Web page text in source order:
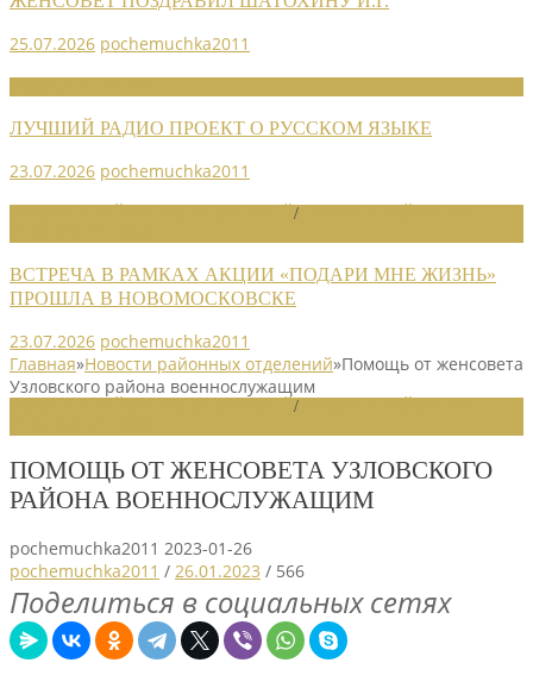
25.07.2026 pochemuchka2011
ЛУЧШИЙ РАДИО ПРОЕКТ О РУССКОМ ЯЗЫКЕ
23.07.2026 pochemuchka2011
/
ВСТРЕЧА В РАМКАХ АКЦИИ «ПОДАРИ МНЕ ЖИЗНЬ»
ПРОШЛА В НОВОМОСКОВСКЕ
23.07.2026 pochemuchka2011
Главная»Новости районных отделений»Помощь от женсовета
Узловского района военнослужащим
/
ПОМОЩЬ ОТ ЖЕНСОВЕТА УЗЛОВСКОГО
РАЙОНА ВОЕННОСЛУЖАЩИМ
pochemuchka2011 2023-01-26
pochemuchka2011 / 26.01.2023 / 566
Поделиться в социальных сетях